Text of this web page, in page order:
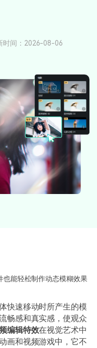
时间：2026-08-06
也能轻松制作动态模糊效果
快速移动时所产生的模
畅感和真实感，使观众
编辑特效在视觉艺术中
画和视频游戏中，它不